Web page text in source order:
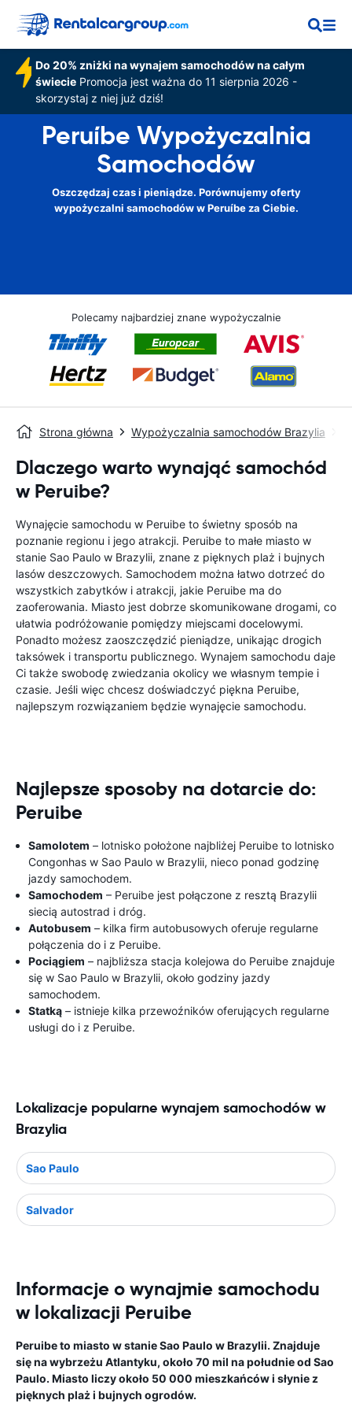
Do 20% zniżki na wynajem samochodów na całym
świeciePromocja jest ważna do 11 sierpnia 2026 -
skorzystaj z niej już dziś!
Peruíbe Wypożyczalnia
Samochodów
Oszczędzaj czas i pieniądze. Porównujemy oferty
wypożyczalni samochodów w Peruíbe za Ciebie.
Polecamy najbardziej znane wypożyczalnie
Strona główna Wypożyczalnia samochodów Brazylia
Dlaczego warto wynająć samochód
w Peruibe?
Wynajęcie samochodu w Peruibe to świetny sposób na
poznanie regionu i jego atrakcji. Peruibe to małe miasto w
stanie Sao Paulo w Brazylii, znane z pięknych plaż i bujnych
lasów deszczowych. Samochodem można łatwo dotrzeć do
wszystkich zabytków i atrakcji, jakie Peruibe ma do
zaoferowania. Miasto jest dobrze skomunikowane drogami, co
ułatwia podróżowanie pomiędzy miejscami docelowymi.
Ponadto możesz zaoszczędzić pieniądze, unikając drogich
taksówek i transportu publicznego. Wynajem samochodu daje
Ci także swobodę zwiedzania okolicy we własnym tempie i
czasie. Jeśli więc chcesz doświadczyć piękna Peruibe,
najlepszym rozwiązaniem będzie wynajęcie samochodu.
Najlepsze sposoby na dotarcie do:
Peruibe
Samolotem – lotnisko położone najbliżej Peruibe to lotnisko
Congonhas w Sao Paulo w Brazylii, nieco ponad godzinę
jazdy samochodem.
Samochodem – Peruibe jest połączone z resztą Brazylii
siecią autostrad i dróg.
Autobusem – kilka firm autobusowych oferuje regularne
połączenia do i z Peruibe.
Pociągiem – najbliższa stacja kolejowa do Peruibe znajduje
się w Sao Paulo w Brazylii, około godziny jazdy
samochodem.
Statką – istnieje kilka przewoźników oferujących regularne
usługi do i z Peruibe.
Lokalizacje popularne wynajem samochodów w
Brazylia
Sao Paulo
Salvador
Informacje o wynajmie samochodu
w lokalizacji Peruibe
Peruibe to miasto w stanie Sao Paulo w Brazylii. Znajduje
się na wybrzeżu Atlantyku, około 70 mil na południe od Sao
Paulo. Miasto liczy około 50 000 mieszkańców i słynie z
pięknych plaż i bujnych ogrodów.